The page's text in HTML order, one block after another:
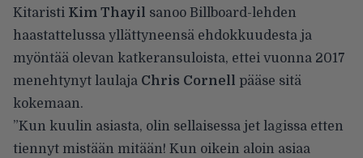
Kitaristi Kim Thayil sanoo Billboard-lehden
haastattelussa yllättyneensä ehdokkuudesta ja
myöntää olevan katkeransuloista, ettei vuonna 2017
menehtynyt laulaja Chris Cornell pääse sitä
kokemaan.
”Kun kuulin asiasta, olin sellaisessa jet lagissa etten
tiennyt mistään mitään! Kun oikein aloin asiaa